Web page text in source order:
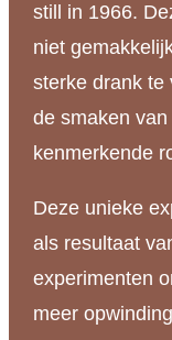
still in 1966.
niet
sterke drank te
de smaken
kenmerkende
Deze unieke
als resultaat
experimenten
meer